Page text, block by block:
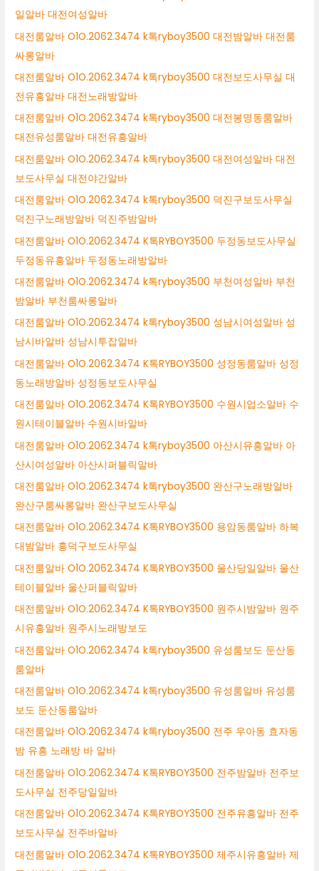
일알바 대전여성알바
대전룸알바 O1O.2062.3474 k톡ryboy3500 대전밤알바 대전룸
싸롱알바
대전룸알바 O1O.2062.3474 k톡ryboy3500 대전보도사무실 대
전유흥알바 대전노래방알바
대전룸알바 O1O.2062.3474 k톡ryboy3500 대전봉명동룸알바
대전유성룸알바 대전유흥알바
대전룸알바 O1O.2062.3474 k톡ryboy3500 대전여성알바 대전
보도사무실 대전야간알바
대전룸알바 O1O.2062.3474 k톡ryboy3500 덕진구보도사무실
덕진구노래방알바 덕진주밤알바
대전룸알바 O1O.2062.3474 K톡RYBOY3500 두정동보도사무실
두정동유흥알바 두정동노래방알바
대전룸알바 O1O.2062.3474 k톡ryboy3500 부천여성알바 부천
밤알바 부천룸싸롱알바
대전룸알바 O1O.2062.3474 k톡ryboy3500 성남시여성알바 성
남시바알바 성남시투잡알바
대전룸알바 O1O.2062.3474 K톡RYBOY3500 성정동룸알바 성정
동노래방알바 성정동보도사무실
대전룸알바 O1O.2062.3474 K톡RYBOY3500 수원시업소알바 수
원시테이블알바 수원시바알바
대전룸알바 O1O.2062.3474 k톡ryboy3500 아산시유흥알바 아
산시여성알바 아산시퍼블릭알바
대전룸알바 O1O.2062.3474 k톡ryboy3500 완산구노래방알바
완산구룸싸롱알바 완산구보도사무실
대전룸알바 O1O.2062.3474 K톡RYBOY3500 용암동룸알바 하복
대밤알바 흥덕구보도사무실
대전룸알바 O1O.2062.3474 K톡RYBOY3500 울산당일알바 울산
테이블알바 울산퍼블릭알바
대전룸알바 O1O.2062.3474 K톡RYBOY3500 원주시밤알바 원주
시유흥알바 원주시노래방보도
대전룸알바 O1O.2062.3474 k톡ryboy3500 유성룸보도 둔산동
룸알바
대전룸알바 O1O.2062.3474 k톡ryboy3500 유성룸알바 유성룸
보도 둔산동룸알바
대전룸알바 O1O.2062.3474 k톡ryboy3500 전주 우아동 효자동
밤 유흥 노래방 바 알바
대전룸알바 O1O.2062.3474 K톡RYBOY3500 전주밤알바 전주보
도사무실 전주당일알바
대전룸알바 O1O.2062.3474 K톡RYBOY3500 전주유흥알바 전주
보도사무실 전주바알바
대전룸알바 O1O.2062.3474 K톡RYBOY3500 제주시유흥알바 제